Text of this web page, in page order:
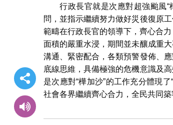
行政長官就是次應對超強颱風
問，並指示繼續努力做好災後復原
範疇在行政長官的領導下，齊心合
面積的嚴重水浸，期間並未釀成重
溝通、緊密配合，各類預警發佈、
底線思維，具備極強的危機意識及
是次應對“樺加沙”的工作充分體現
社會各界繼續齊心合力，全民共同